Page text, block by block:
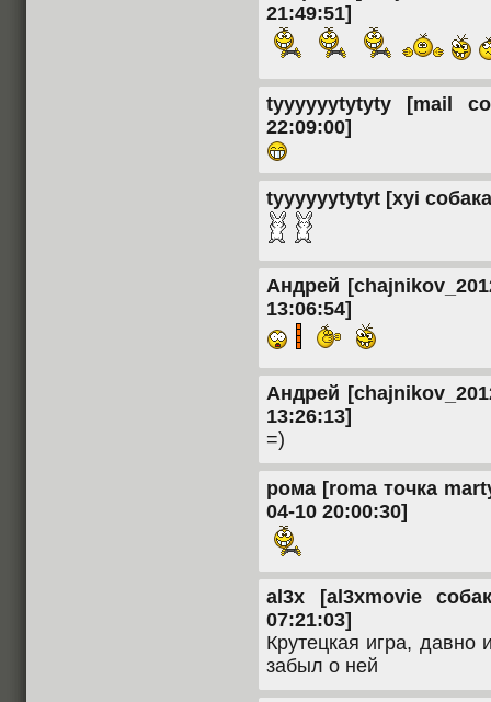
21:49:51]
tyyyyyytytyty [mail
22:09:00]
tyyyyyytytyt [xyi
Андрей
13:06:54]
Андрей
13:26:13]
=)
рома [roma точка
04-10 20:00:30]
al3x [al3xmovie
07:21:03]
Крутецкая игра,
забыл о ней